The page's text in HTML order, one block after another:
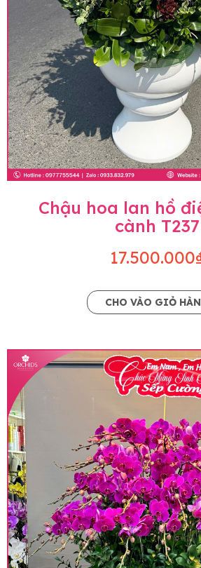
Chậu hoa lan hồ
cành T237
CHO VÀO GIỎ